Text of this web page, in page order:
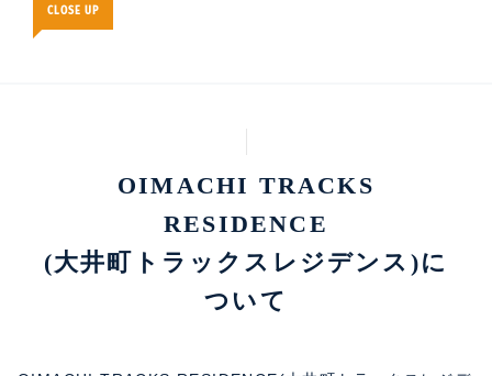
CLOSE UP
OIMACHI TRACKS
RESIDENCE
(大井町トラックスレジデンス)に
ついて